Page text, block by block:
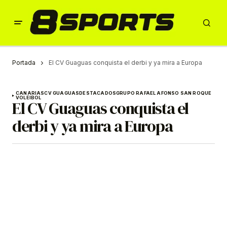
Portada El CV Guaguas conquista el derbi y ya mira a Europa
CANARIASCV GUAGUASDESTACADOSGRUPO RAFAEL AFONSO SAN ROQUE
VOLEIBOL
El CV Guaguas conquista el
derbi y ya mira a Europa